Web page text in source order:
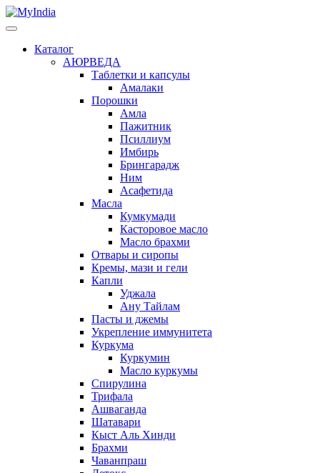
Каталог
АЮРВЕДА
Таблетки и капсулы
Амалаки
Порошки
Амла
Пажитник
Псиллиум
Имбирь
Брингарадж
Ним
Асафетида
Масла
Кумкумади
Касторовое масло
Масло брахми
Отвары и сиропы
Кремы, мази и гели
Капли
Уджала
Ану Тайлам
Пасты и джемы
Укрепление иммунитета
Куркума
Куркумин
Масло куркумы
Спирулина
Трифала
Ашваганда
Шатавари
Кыст Аль Хинди
Брахми
Чаванпраш